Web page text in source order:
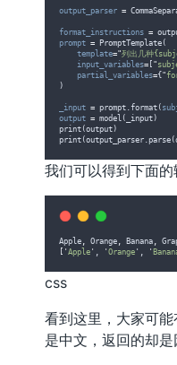
output_parser =
format_instructions =
prompt = PromptTemplate(
template="列出几种
input_variables= "
partial_variables={ "
)
_input = prompt.format(
output = model(_input)
print(output)
我们可以得到下面的
Apple Orange Banana
' Apple ' ' Orange ' '
css
看到这里，大家可
是中文，返回的却是